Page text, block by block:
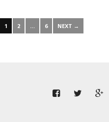
1 2 … 6 NEXT →